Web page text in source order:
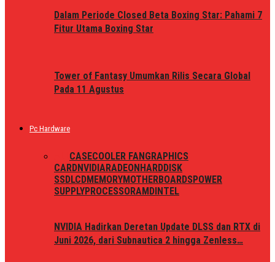
Dalam Periode Closed Beta Boxing Star: Pahami 7
Fitur Utama Boxing Star
Tower of Fantasy Umumkan Rilis Secara Global
Pada 11 Agustus
Pc Hardware
CASECOOLER FAN GRAPHICS
CARDNVIDIARADEON HARDDISK
SSDLCDMEMORYMOTHERBOARDSPOWER
SUPPLYPROCESSORAMD INTEL
NVIDIA Hadirkan Deretan Update DLSS dan RTX di
Juni 2026, dari Subnautica 2 hingga Zenless…